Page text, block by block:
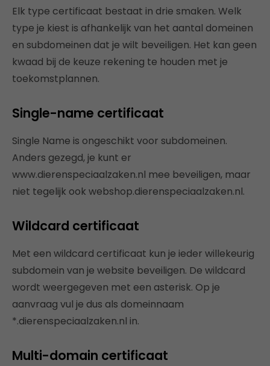
Elk type certificaat bestaat in drie smaken. Welk
type je kiest is afhankelijk van het aantal domeinen
en subdomeinen dat je wilt beveiligen. Het kan geen
kwaad bij de keuze rekening te houden met je
toekomstplannen.
Single-name certificaat
Single Name is ongeschikt voor subdomeinen.
Anders gezegd, je kunt er
www.dierenspeciaalzaken.nl mee beveiligen, maar
niet tegelijk ook webshop.dierenspeciaalzaken.nl.
Wildcard certificaat
Met een wildcard certificaat kun je ieder willekeurig
subdomein van je website beveiligen. De wildcard
wordt weergegeven met een asterisk. Op je
aanvraag vul je dus als domeinnaam
*.dierenspeciaalzaken.nl in.
Multi-domain certificaat